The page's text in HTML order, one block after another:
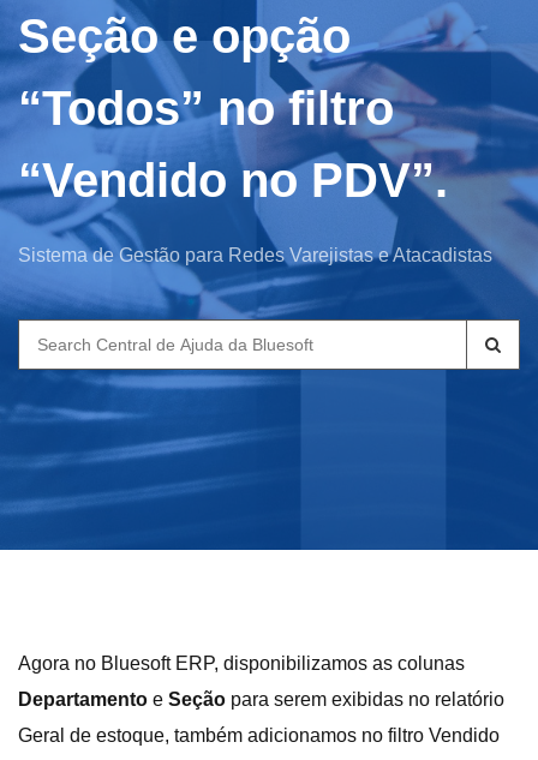
Seção e opção
“Todos” no filtro
“Vendido no PDV”.
Sistema de Gestão para Redes Varejistas e Atacadistas
Search
for:
Agora no Bluesoft ERP, disponibilizamos as colunas
Departamento e Seção para serem exibidas no relatório
Geral de estoque, também adicionamos no filtro Vendido